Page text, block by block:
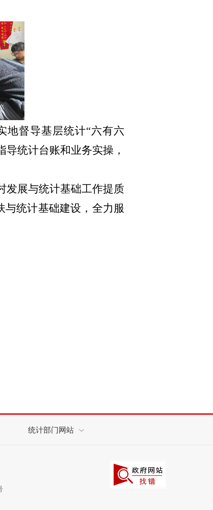
地督导基层统计“六有六
导统计台账和业务实操，
发展与统计基础工作提质
统计基础建设，全力服
统计部门网站